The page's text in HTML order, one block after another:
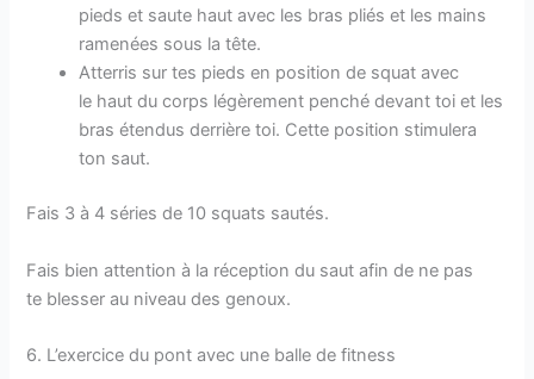
pieds et saute haut avec les bras pliés et les mains
ramenées sous la tête.
Atterris sur tes pieds en position de squat avec
le haut du corps légèrement penché devant toi et les
bras étendus derrière toi. Cette position stimulera
ton saut.
Fais 3 à 4 séries de 10 squats sautés.
Fais bien attention à la réception du saut afin de ne pas
te blesser au niveau des genoux.
6. L’exercice du pont avec une balle de fitness